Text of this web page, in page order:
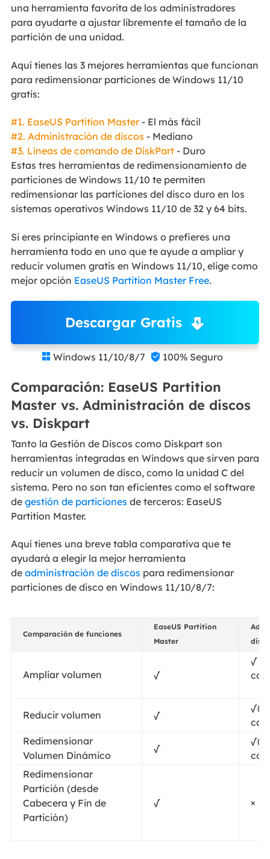
una herramienta favorita de los administradores
para ayudarte a ajustar libremente el tamaño de la
partición de una unidad.
Aquí tienes las 3 mejores herramientas que funcionan
para redimensionar particiones de Windows 11/10
gratis:
#1. EaseUS Partition Master- El más fácil
#2. Administración de discos - Mediano
#3. Líneas de comando de DiskPart- Duro
Estas tres herramientas de redimensionamiento de
particiones de Windows 11/10 te permiten
redimensionar las particiones del disco duro en los
sistemas operativos Windows 11/10 de 32 y 64 bits.
Si eres principiante en Windows o prefieres una
herramienta todo en uno que te ayude a ampliar y
reducir volumen gratis en Windows 11/10, elige como
mejor opción EaseUS Partition Master Free.
Descargar Gratis
 Windows 11/10/8/7  100% Seguro
Comparación: EaseUS Partition
Master vs. Administración de discos
vs. Diskpart
Tanto la Gestión de Discos como Diskpart son
herramientas integradas en Windows que sirven para
reducir un volumen de disco, como la unidad C del
sistema. Pero no son tan eficientes como el software
de gestión de particiones de terceros: EaseUS
Partition Master.
Aquí tienes una breve tabla comparativa que te
ayudará a elegir la mejor herramienta
de administración de discos para redimensionar
particiones de disco en Windows 11/10/8/7:
Comparación de funciones
EaseUS Partition
Master
Ampliar volumen √
√
Reducir volumen √
Redimensionar
Volumen Dinámico
√
Redimensionar
Partición (desde
Cabecera y Fin de
Partición)
√ ×